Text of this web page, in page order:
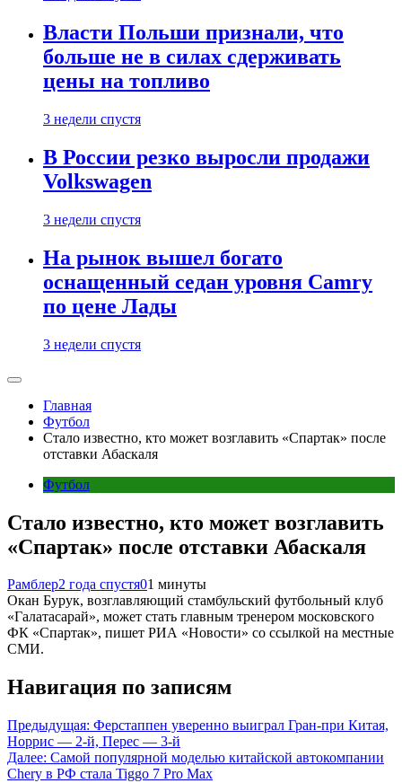
Власти Польши признали, что
больше не в силах сдерживать
цены на топливо
3 недели спустя
В России резко выросли продажи
Volkswagen
3 недели спустя
На рынок вышел богато
оснащенный седан уровня Camry
по цене Лады
3 недели спустя
Главная
Футбол
Стало известно, кто может возглавить «Спартак» после
отставки Абаскаля
Футбол
Стало известно, кто может возглавить
«Спартак» после отставки Абаскаля
Рамблер2 года спустя01 минуты
Окан Бурук, возглавляющий стамбульский футбольный клуб
«Галатасарай», может стать главным тренером московского
ФК «Спартак», пишет РИА «Новости» со ссылкой на местные
СМИ.
Навигация по записям
Предыдущая: Ферстаппен уверенно выиграл Гран-при Китая,
Норрис — 2-й, Перес — 3-й
Далее: Самой популярной моделью китайской автокомпании
Chery в РФ стала Tiggo 7 Pro Max